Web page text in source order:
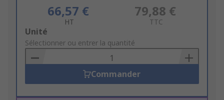
66,57 €
HT
79,88 €
TTC
Add
to
Basket
Unité
Sélectionner ou entrer la quantité
Commander